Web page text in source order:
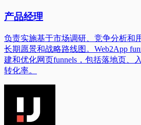
产品经理
负责实施基于市场调研、竞争分析和
长期愿景和战略路线图。Web2App
建和优化网页funnels，包括落地页、
转化率。